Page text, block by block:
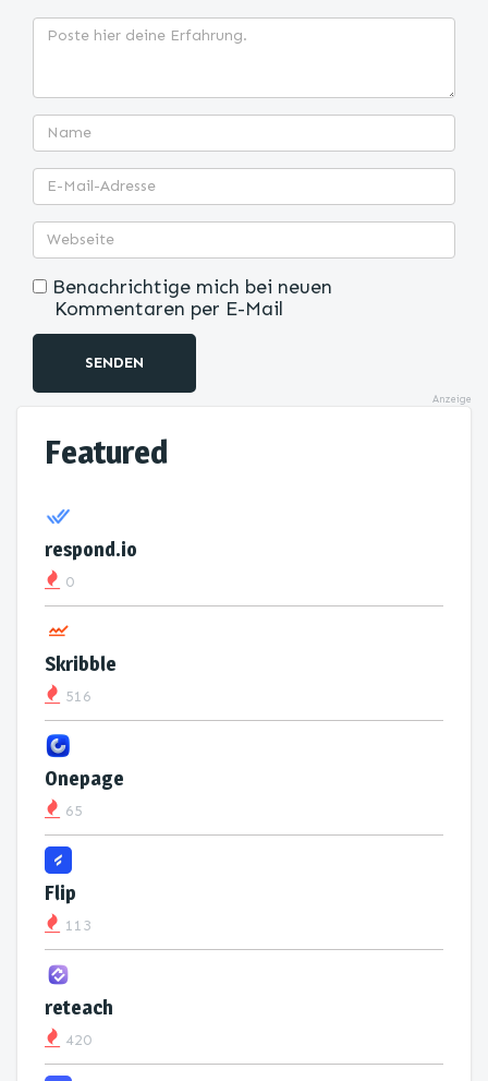
Benachrichtige mich bei neuen
Kommentaren per E-Mail
SENDEN
Anzeige
Featured
respond.io
0
Skribble
516
Onepage
65
Flip
113
reteach
420